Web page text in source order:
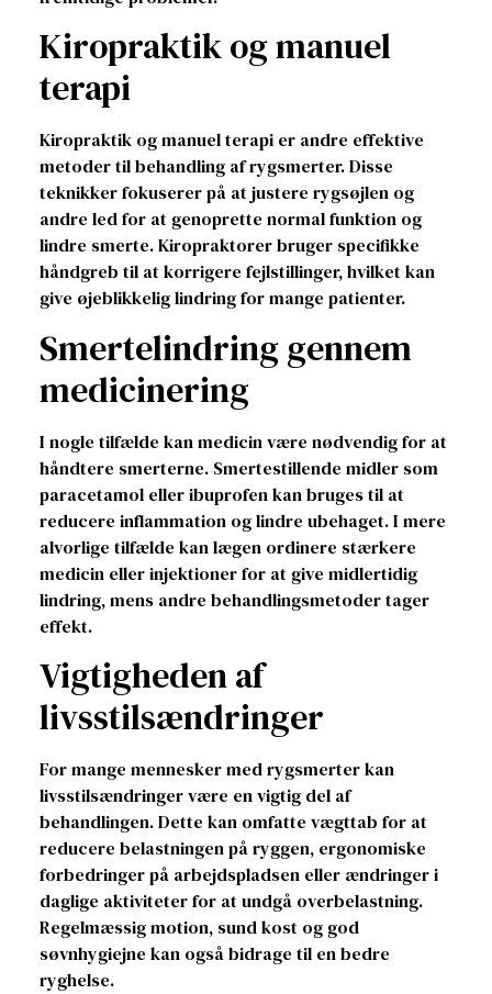
Kiropraktik og manuel
terapi
Kiropraktik og manuel terapi er andre effektive
metoder til behandling af rygsmerter. Disse
teknikker fokuserer på at justere rygsøjlen og
andre led for at genoprette normal funktion og
lindre smerte. Kiropraktorer bruger specifikke
håndgreb til at korrigere fejlstillinger, hvilket kan
give øjeblikkelig lindring for mange patienter.
Smertelindring gennem
medicinering
I nogle tilfælde kan medicin være nødvendig for at
håndtere smerterne. Smertestillende midler som
paracetamol eller ibuprofen kan bruges til at
reducere inflammation og lindre ubehaget. I mere
alvorlige tilfælde kan lægen ordinere stærkere
medicin eller injektioner for at give midlertidig
lindring, mens andre behandlingsmetoder tager
effekt.
Vigtigheden af
livsstilsændringer
For mange mennesker med rygsmerter kan
livsstilsændringer være en vigtig del af
behandlingen. Dette kan omfatte vægttab for at
reducere belastningen på ryggen, ergonomiske
forbedringer på arbejdspladsen eller ændringer i
daglige aktiviteter for at undgå overbelastning.
Regelmæssig motion, sund kost og god
søvnhygiejne kan også bidrage til en bedre
ryghelse.